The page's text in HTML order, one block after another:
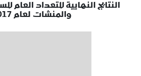
النتايج النهايية للتعداد العام
والمنشات لعام 2017